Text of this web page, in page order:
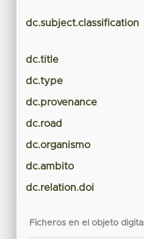
dc.subject.classification
dc.title
dc.type
dc.provenance
dc.road
dc.organismo
dc.ambito
dc.relation.doi
Ficheros en el objeto digital